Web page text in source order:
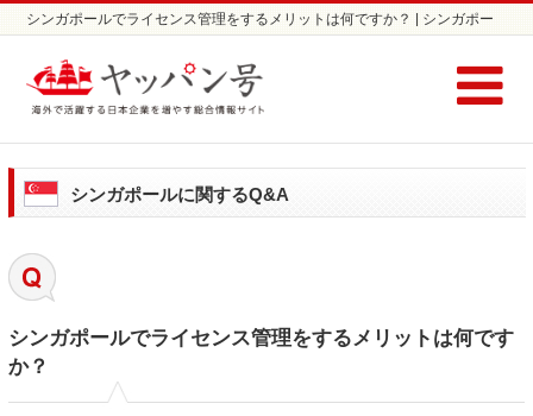
シンガポールでライセンス管理をするメリットは何ですか？ | シンガポー
シンガポールに関するQ&A
シンガポールでライセンス管理をするメリットは何です
か？